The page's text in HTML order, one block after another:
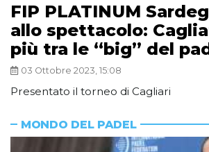
FIP PLATINUM
allo spettacolo:
più tra le “big” del
03 Ottobre 2023, 15:08
Presentato il torneo di Cagliari
MONDO DEL PADEL